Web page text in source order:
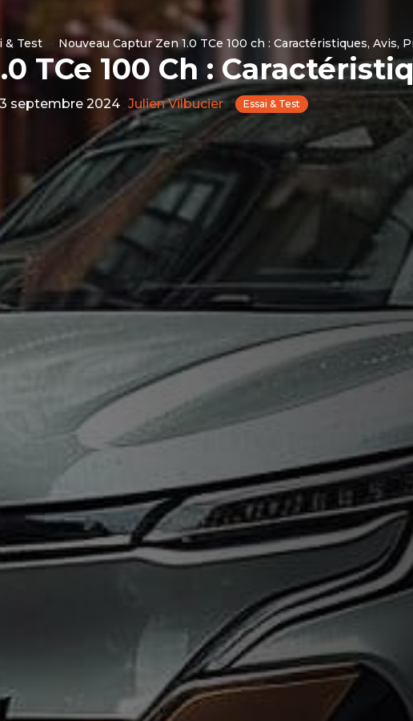
& Test Nouveau Captur Zen 1.0 TCe 100 ch : Caractéristiques, Avis,
TCe 100 Ch :
septembre 2024 Julien Vilbucier Essai & Test